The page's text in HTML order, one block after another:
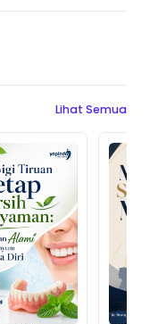
Lihat Semua
Tiruan Tetap Bersih dan
Perawatan Alami
Senyum Percaya Diri
www.bukuloka.com/books/gigi-